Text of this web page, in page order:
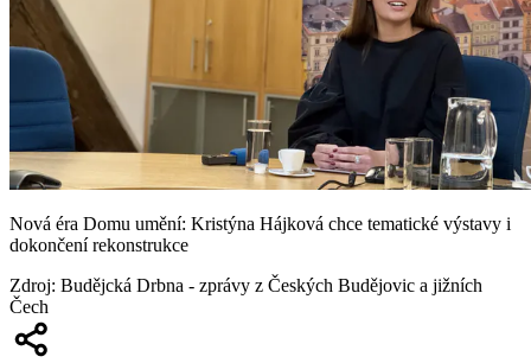
Nová éra Domu umění: Kristýna Hájková chce tematické výstavy i
dokončení rekonstrukce
Zdroj: Budějcká Drbna - zprávy z Českých Budějovic a jižních
Čech